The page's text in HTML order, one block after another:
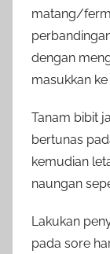
matang/
dengan
masukkan
Tanam bibit
bertunas
kemudian
naungan
Lakukan
pada sore